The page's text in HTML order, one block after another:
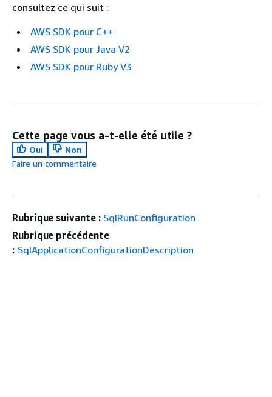
consultez ce qui suit :
AWS SDK pour C++
AWS SDK pour Java V2
AWS SDK pour Ruby V3
Cette page vous a-t-elle été utile ?
Oui
Non
Faire un commentaire
Rubrique suivante : SqlRunConfiguration
Rubrique précédente
: SqlApplicationConfigurationDescription